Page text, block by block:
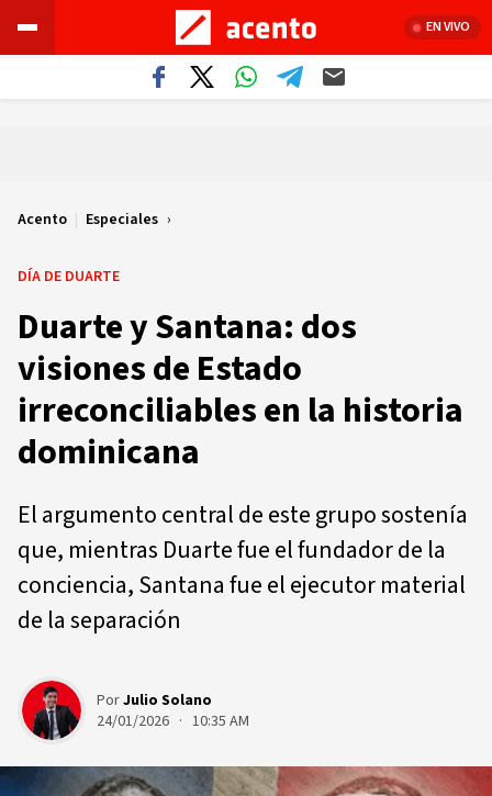
EN VIVO
Acento | Especiales
DÍA DE DUARTE
Duarte y Santana: dos
visiones de Estado
irreconciliables en la historia
dominicana
El argumento central de este grupo sostenía
que, mientras Duarte fue el fundador de la
conciencia, Santana fue el ejecutor material
de la separación
PorJulio Solano
24/01/2026 · 10:35 AM